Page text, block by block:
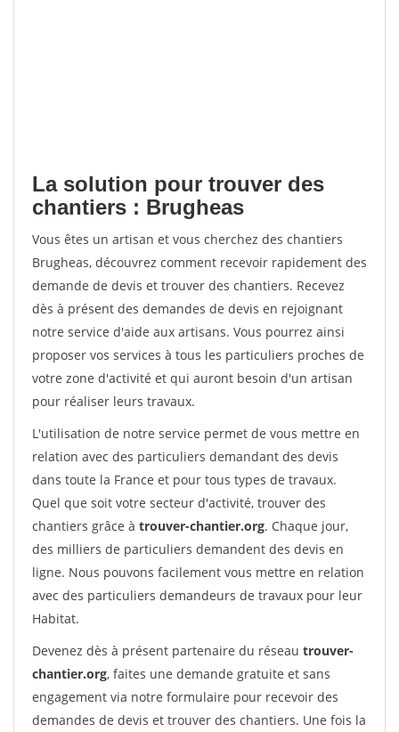
La solution pour trouver des
chantiers : Brugheas
Vous êtes un artisan et vous cherchez des chantiers
Brugheas, découvrez comment recevoir rapidement des
demande de devis et trouver des chantiers. Recevez
dès à présent des demandes de devis en rejoignant
notre service d'aide aux artisans. Vous pourrez ainsi
proposer vos services à tous les particuliers proches de
votre zone d'activité et qui auront besoin d'un artisan
pour réaliser leurs travaux.
L'utilisation de notre service permet de vous mettre en
relation avec des particuliers demandant des devis
dans toute la France et pour tous types de travaux.
Quel que soit votre secteur d'activité, trouver des
chantiers grâce à trouver-chantier.org. Chaque jour,
des milliers de particuliers demandent des devis en
ligne. Nous pouvons facilement vous mettre en relation
avec des particuliers demandeurs de travaux pour leur
Habitat.
Devenez dès à présent partenaire du réseau trouver-
chantier.org, faites une demande gratuite et sans
engagement via notre formulaire pour recevoir des
demandes de devis et trouver des chantiers. Une fois la